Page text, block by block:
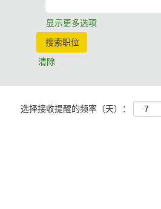
显示更多选项
清除
选择接收提醒的频率（天）：